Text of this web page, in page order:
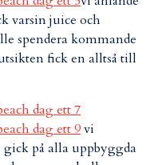
varsin juice och
spendera kommande
fick en alltså till
vi
på alla uppbyggda